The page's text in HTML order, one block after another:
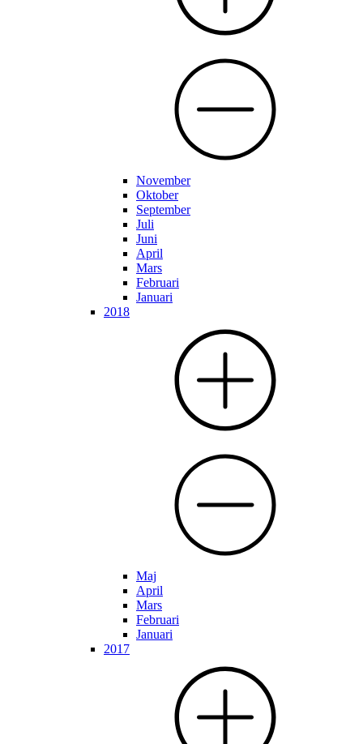
November
Oktober
September
Juli
Juni
April
Mars
Februari
Januari
2018
Maj
April
Mars
Februari
Januari
2017